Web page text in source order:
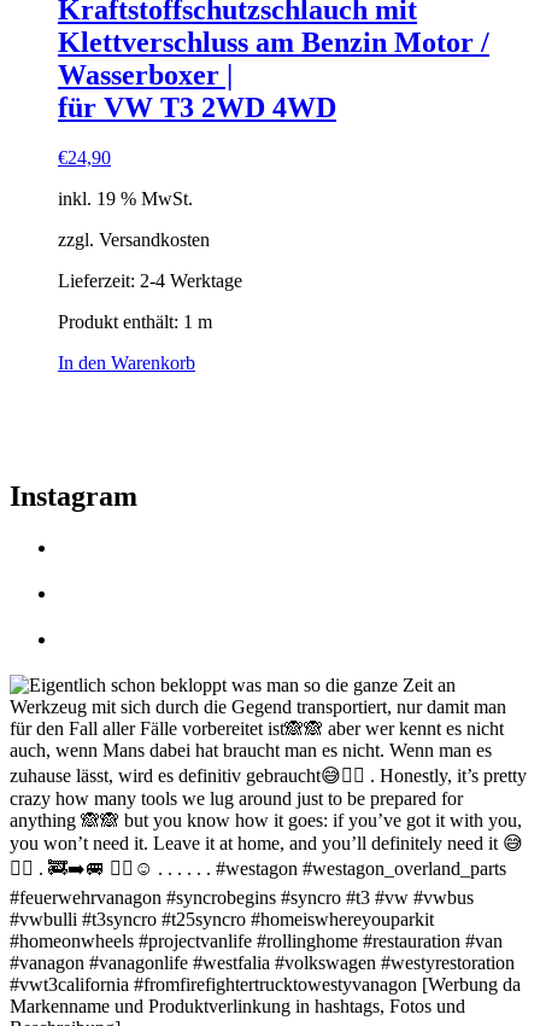
Kraftstoffschutzschlauch mit
Klettverschluss am Benzin Motor /
Wasserboxer |
für VW T3 2WD 4WD
€24,90
inkl. 19 % MwSt.
zzgl. Versandkosten
Lieferzeit: 2-4 Werktage
Produkt enthält: 1 m
In den Warenkorb
Instagram